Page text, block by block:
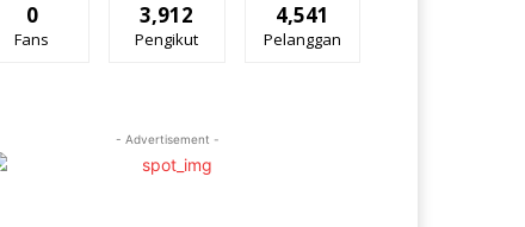
0
Fans
3,912
Pengikut
4,541
Pelanggan
- Advertisement -